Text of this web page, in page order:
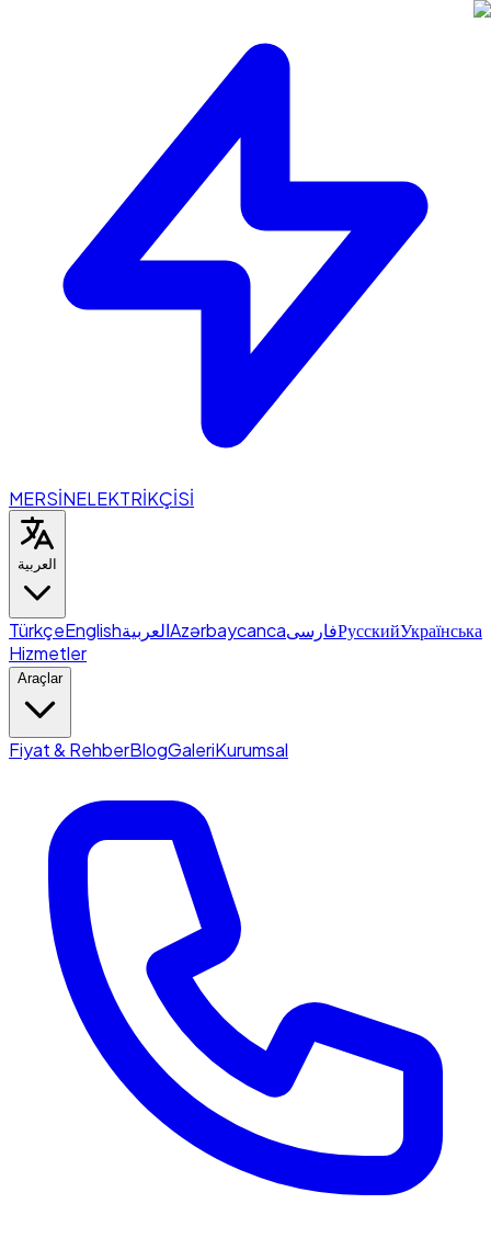
MERSİNELEKTRİKÇİSİ
العربية
TürkçeEnglishالعربيةAzərbaycancaفارسیРусскийУкраїнська
Hizmetler
Araçlar
Fiyat & RehberBlogGaleriKurumsal